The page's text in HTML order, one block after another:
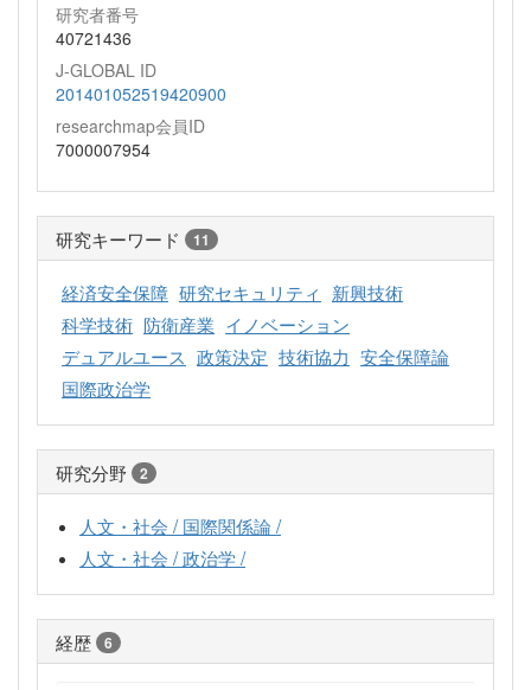
研究者番号
40721436
J-GLOBAL ID
201401052519420900
researchmap会員ID
7000007954
研究キーワード 11
経済安全保障 研究セキュリティ 新興技術
科学技術 防衛産業 イノベーション
デュアルユース 政策決定 技術協力 安全保障論
国際政治学
研究分野 2
人文・社会 / 国際関係論 /
人文・社会 / 政治学 /
経歴 6